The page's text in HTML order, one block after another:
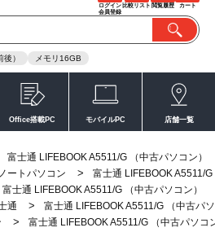
） メモリ16GB
ログイン
会員登録
比較リスト 閲覧履歴 カート
Office搭載PC モバイルPC 店舗一覧
富士通 LIFEBOOK A5511/G （中古パソコン）
ノートパソコン >
富士通 LIFEBOOK A5511/
富士通 LIFEBOOK A5511/G （中古パソコン）
通 >
富士通 LIFEBOOK A5511/G （中古パ
> 富士通 LIFEBOOK A5511/G （中古パソコ